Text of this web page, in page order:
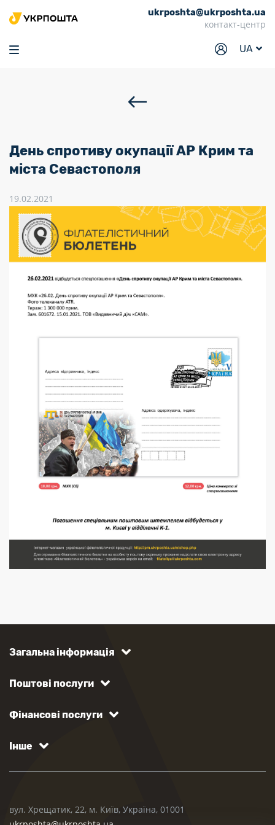
ukrposhta@ukrposhta.ua
контакт-центр
UA
Головна
Маркет
Відділення
Кар’єра
Для бізнесу
День спротиву окупації АР Крим та
міста Севастополя
19.02.2021
Загальна інформація
Поштові послуги
Фінансові послуги
Інше
вул. Хрещатик, 22, м. Київ, Україна, 01001